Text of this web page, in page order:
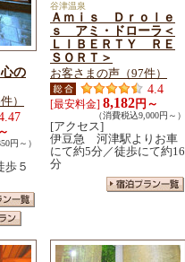
の
）
円～）
歩５
谷津温泉
Ａｍｉｓ Ｄｒｏｌｅ
ｓ アミ・ドローラ＜
ＬＩＢＥＲＴＹ ＲＥ
ＳＯＲＴ＞
お客さまの声（97件）
4.4
[最安料金] 8,182円～
（消費税込9,000円～）
[アクセス]
伊豆急 河津駅よりお車
にて約5分／徒歩にて約16
分